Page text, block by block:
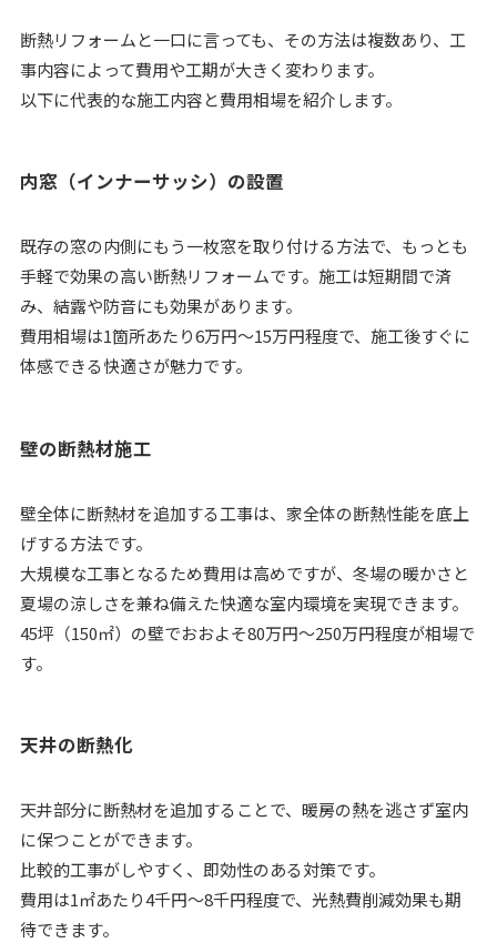
断熱リフォームと一口に言っても、その方法は複数あり、工
事内容によって費用や工期が大きく変わります。
以下に代表的な施工内容と費用相場を紹介します。
内窓（インナーサッシ）の設置
既存の窓の内側にもう一枚窓を取り付ける方法で、もっとも
手軽で効果の高い断熱リフォームです。施工は短期間で済
み、結露や防音にも効果があります。
費用相場は1箇所あたり6万円〜15万円程度で、施工後すぐに
体感できる快適さが魅力です。
壁の断熱材施工
壁全体に断熱材を追加する工事は、家全体の断熱性能を底上
げする方法です。
大規模な工事となるため費用は高めですが、冬場の暖かさと
夏場の涼しさを兼ね備えた快適な室内環境を実現できます。
45坪（150㎡）の壁でおおよそ80万円〜250万円程度が相場で
す。
天井の断熱化
天井部分に断熱材を追加することで、暖房の熱を逃さず室内
に保つことができます。
比較的工事がしやすく、即効性のある対策です。
費用は1㎡あたり4千円〜8千円程度で、光熱費削減効果も期
待できます。